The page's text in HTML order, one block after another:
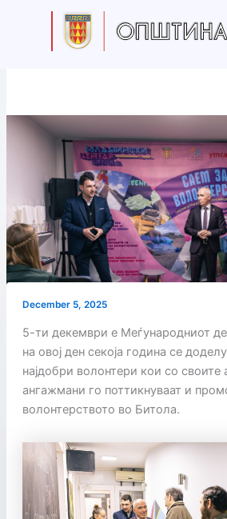
December 5, 2025
5-ти декември е Меѓународниот
на овој ден секоја година се
најдобри волонтери кои со своите
ангажмани го поттикнуваат и
волонтерството во Битола.